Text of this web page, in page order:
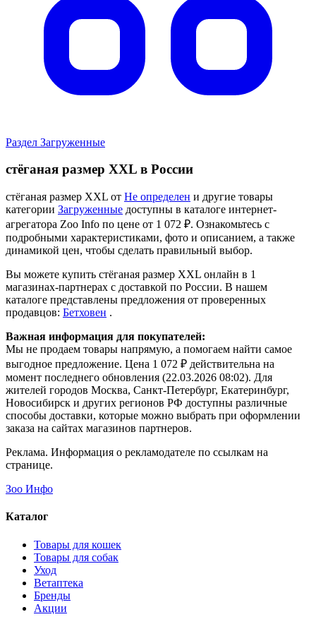
Раздел Загруженные
стёганая размер XXL в России
стёганая размер XXL от Не определен и другие товары
категории Загруженные доступны в каталоге интернет-
агрегатора Zoo Info по цене от 1 072 ₽. Ознакомьтесь с
подробными характеристиками, фото и описанием, а также
динамикой цен, чтобы сделать правильный выбор.
Вы можете купить стёганая размер XXL онлайн в 1
магазинах-партнерах с доставкой по России. В нашем
каталоге представлены предложения от проверенных
продавцов: Бетховен .
Важная информация для покупателей:
Мы не продаем товары напрямую, а помогаем найти самое
выгодное предложение. Цена 1 072 ₽ действительна на
момент последнего обновления (22.03.2026 08:02). Для
жителей городов Москва, Санкт-Петербург, Екатеринбург,
Новосибирск и других регионов РФ доступны различные
способы доставки, которые можно выбрать при оформлении
заказа на сайтах магазинов партнеров.
Реклама. Информация о рекламодателе по ссылкам на
странице.
Зоо Инфо
Каталог
Товары для кошек
Товары для собак
Уход
Ветаптека
Бренды
Акции